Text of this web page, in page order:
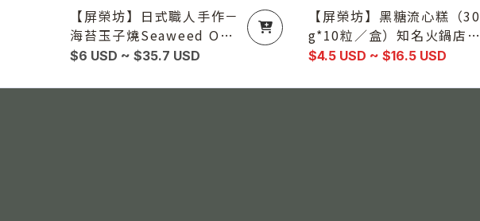
【屏榮坊】日式職人手作－
海苔玉子燒Seaweed Ome
lette（Tamagoyaki）30
$6 USD ~ $35.7 USD
【屏榮坊】黑糖流心糕（30
g*10粒／盒）知名火鍋店熱
門甜點御用（單盒、2盒、5
$4.5 USD ~ $16.5 USD